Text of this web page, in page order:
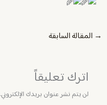
→ المقالة السابقة
اترك تعليقاً
لن يتم نشر عنوان بريدك الإلكتروني.